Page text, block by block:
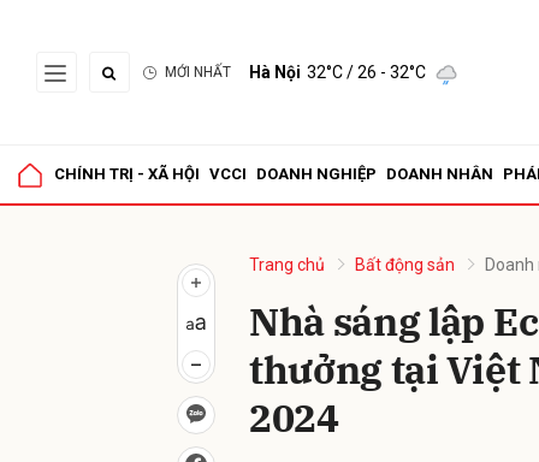
MỚI NHẤT Hà Nội 32°C/ 26 - 32°C
CHÍNH TRỊ - XÃ HỘI VCCI DOANH NGHIỆP DOANH NHÂN
Trang chủ Bất động sản
Nhà sáng lập
thưởng tại Việt
2024